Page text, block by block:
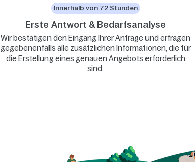
Innerhalb von 72 Stunden
Erste Antwort & Bedarfsanalyse
Wir bestätigen den Eingang Ihrer Anfrage und erfragen
gegebenenfalls alle zusätzlichen Informationen, die für
die Erstellung eines genauen Angebots erforderlich
sind.